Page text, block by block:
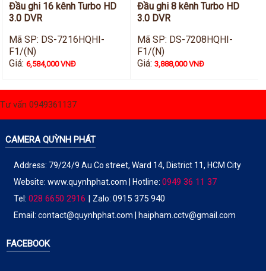
Đầu ghi 16 kênh Turbo HD
3.0 DVR
Mã SP: DS-7216HQHI-
F1/(N)
Giá:6,584,000 VNĐ
Đầu ghi 8 kênh Turbo HD
3.0 DVR
Mã SP: DS-7208HQHI-
F1/(N)
Giá: 3,888,000 VNĐ
Tư vấn 0949361137
CAMERA QUỲNH PHÁT
Address: 79/24/9 Au Co street, Ward 14, District 11, HCM City
Website: www.quynhphat.com | Hotline: 0949 36 11 37
Tel: 028 6650 2916 | Zalo: 0915 375 940
Email: contact@quynhphat.com | haipham.cctv@gmail.com
FACEBOOK